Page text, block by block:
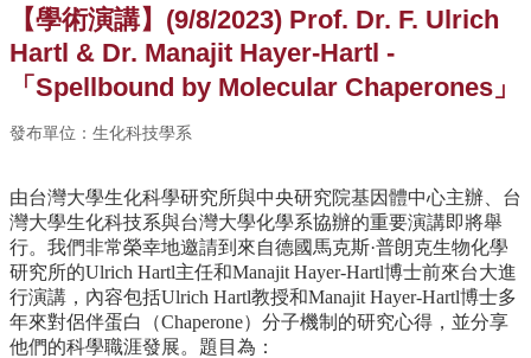
欄
學
系
簡
介
所
師
資
高
中
生
【學術演講】(9/8/2023) Prof. Dr. F. Ulrich
Hartl & Dr. Manajit Hayer-Hartl -
「Spellbound by Molecular Chaperones」
發布單位：生化科技學系
由台灣大學生化科學研究所與中央研究院基因體中心主辦、 台
灣大學生化科技系與台灣大學化學系協辦的重要演講即將舉
行。 我們非常榮幸地邀請到來自德國馬克斯·普朗克生物化學
研究所的Ulrich Hartl主任和Manajit Hayer-Hartl博士前來台大進
行演講，內容包括Ulrich Hartl教授和Manajit Hayer-Hartl博士多
年來對侶伴蛋白（Chaperone）分子機制的研究心得，並分享
他們的科學職涯發展。題目為：